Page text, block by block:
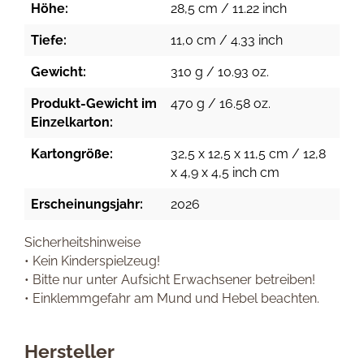
Höhe: 28,5 cm / 11.22 inch
Tiefe: 11,0 cm / 4.33 inch
Gewicht: 310 g / 10.93 oz.
Produkt-Gewicht im
Einzelkarton:
470 g / 16.58 oz.
Kartongröße:
32,5 x 12,5 x 11,5 cm / 12,8
x 4,9 x 4,5 inch cm
Erscheinungsjahr: 2026
Sicherheitshinweise
• Kein Kinderspielzeug!
• Bitte nur unter Aufsicht Erwachsener betreiben!
• Einklemmgefahr am Mund und Hebel beachten.
Hersteller